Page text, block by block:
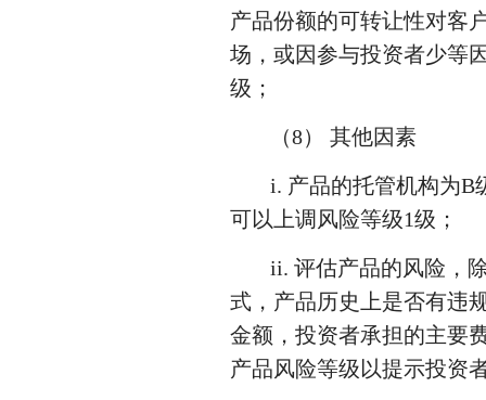
产品份额的可转让性对客
场，或因参与投资者少等
级；
（8） 其他因素
i. 产品的托管机构为B
可以上调风险等级1级；
ii. 评估产品的风险，
式，产品历史上是否有违
金额，投资者承担的主要
产品风险等级以提示投资